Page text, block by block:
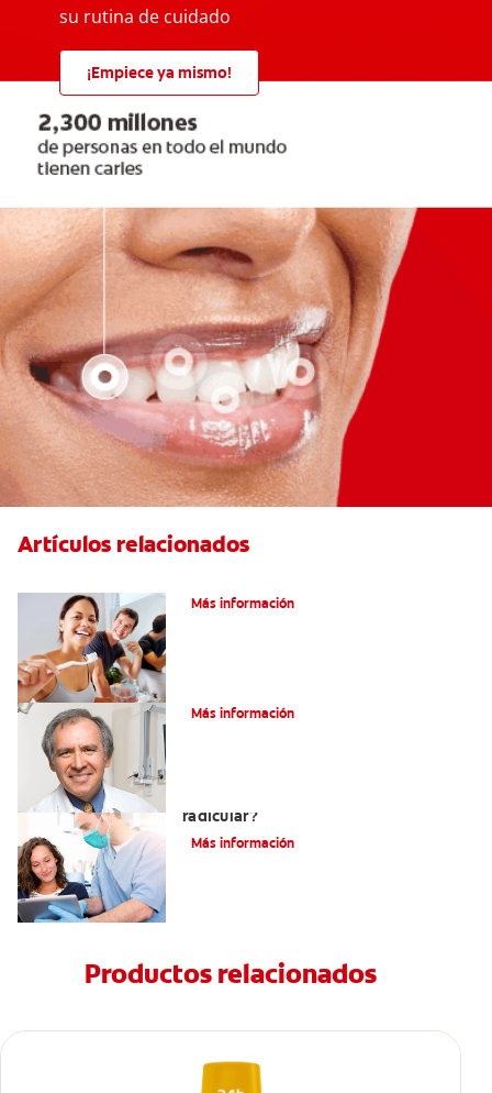
su rutina de cuidado
¡Empiece ya mismo!
Artículos relacionados
Más información
Más información
radicular?
Más información
Productos relacionados